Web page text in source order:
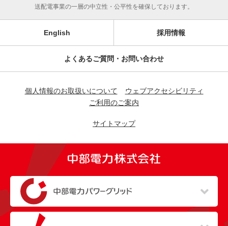
送配電事業の一層の中立性・公平性を確保しております。
English 採用情報
よくあるご質問・お問い合わせ
個人情報のお取扱いについて
ウェブアクセシビリティ
ご利用のご案内
サイトマップ
（新しいウィンドウを開きます）